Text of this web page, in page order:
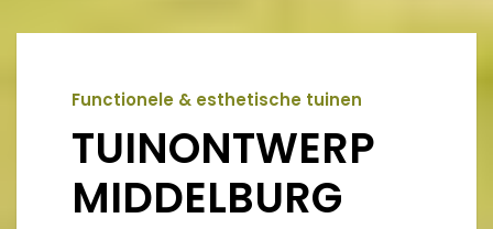
Functionele & esthetische tuinen
TUINONTWERP
MIDDELBURG